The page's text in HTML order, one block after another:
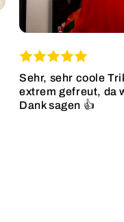
Sehr, sehr coole
extrem gefreut, da
Dank sagen 👍